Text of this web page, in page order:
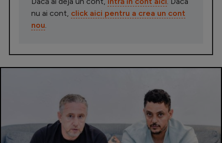
nu ai cont, click aici pentru a crea un cont
nou.